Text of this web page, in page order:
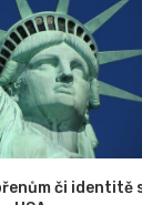
či identitě